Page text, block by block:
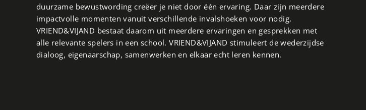
duurzame bewustwording creëer je niet door één ervaring. Daar zijn meerdere
impactvolle momenten vanuit verschillende invalshoeken voor nodig.
VRIEND&VIJAND bestaat daarom uit meerdere ervaringen en gesprekken met
alle relevante spelers in een school. VRIEND&VIJAND stimuleert de wederzijdse
dialoog, eigenaarschap, samenwerken en elkaar echt leren kennen.